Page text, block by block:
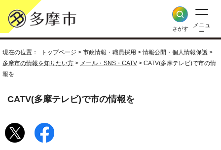
さがす
メニュ
ー
現在の位置： トップページ > 市政情報・職員採用 >情報公開・個人情報保護 >
多摩市の情報を知りたい方 > メール・SNS・CATV > CATV(多摩テレビ)で市の情
報を
CATV(多摩テレビ)で市の情報を